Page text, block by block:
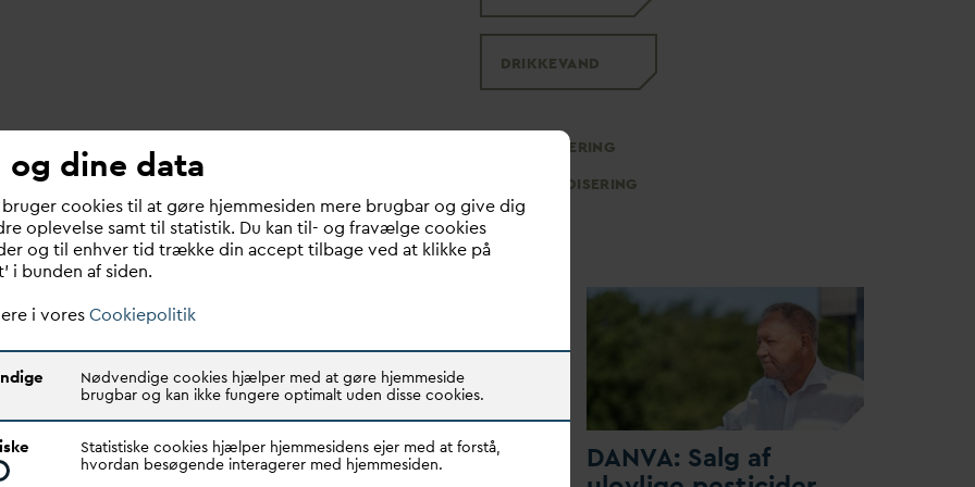
DRIKKEVAND
DIGITALISERING
ARDISERING
til temadag
Regeringen må sige
DANVA: Salg af
og dine data
bruger cookies til at gøre hjemmesiden mere brugbar og give dig
oplevelse samt til statistik. Du kan til- og fravælge cookies
og til enhver tid trække din accept tilbage ved at klikke på
i bunden af siden.
i voresCookiepolitik
Nødvendige cookies hjælper med at gøre hjemmeside
brugbar og kan ikke fungere optimalt uden disse cookies.
Statistiske cookies hjælper hjemmesidens ejer med at forstå,
hvordan besøgende interagerer med hjemmesiden.